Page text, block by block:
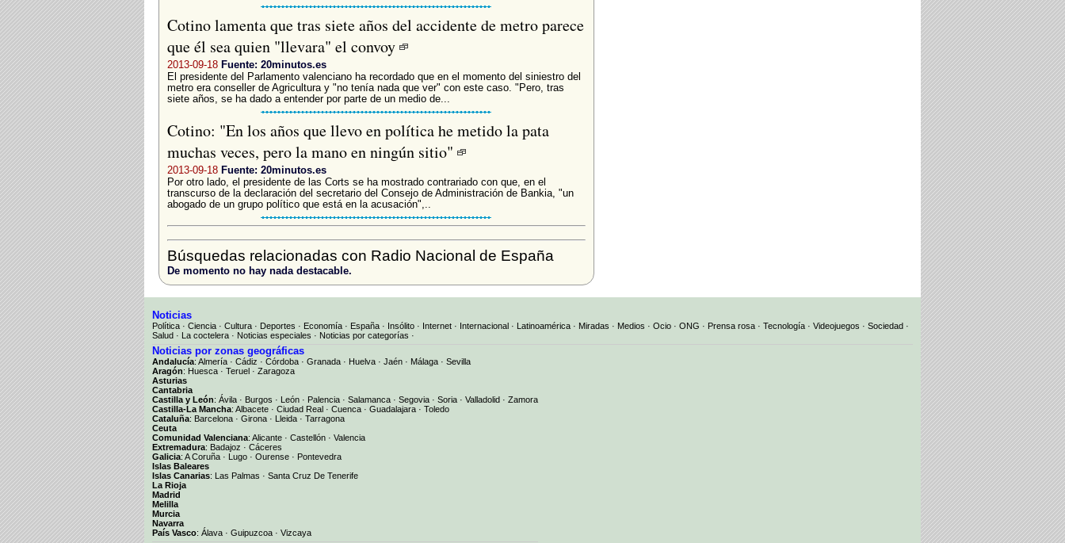
Cotino lamenta que tras siete años del accidente de metro parece
que él sea quien "llevara" el convoy
2013-09-18 Fuente: 20minutos.es
El presidente del Parlamento valenciano ha recordado que en el momento del siniestro del
metro era conseller de Agricultura y "no tenía nada que ver" con este caso. "Pero, tras
siete años, se ha dado a entender por parte de un medio de...
Cotino: "En los años que llevo en política he metido la pata
muchas veces, pero la mano en ningún sitio"
2013-09-18 Fuente: 20minutos.es
Por otro lado, el presidente de las Corts se ha mostrado contrariado con que, en el
transcurso de la declaración del secretario del Consejo de Administración de Bankia, "un
abogado de un grupo político que está en la acusación",..
Búsquedas relacionadas con Radio Nacional de España
De momento no hay nada destacable.
Noticias
Política · Ciencia · Cultura · Deportes · Economía · España · Insólito · Internet · Internacional · Latinoamérica · Miradas · Medios · Ocio · ONG · Prensa rosa · Tecnología · Videojuegos · Sociedad ·
Salud · La coctelera · Noticias especiales · Noticias por categorías ·
Noticias por zonas geográficas
Andalucía: Almería · Cádiz · Córdoba · Granada · Huelva · Jaén · Málaga · Sevilla
Aragón: Huesca · Teruel · Zaragoza
Asturias
Cantabria
Castilla y León: Ávila · Burgos · León · Palencia · Salamanca · Segovia · Soria · Valladolid · Zamora
Castilla-La Mancha: Albacete · Ciudad Real · Cuenca · Guadalajara · Toledo
Cataluña: Barcelona · Girona · Lleida · Tarragona
Ceuta
Comunidad Valenciana: Alicante · Castellón · Valencia
Extremadura: Badajoz · Cáceres
Galicia: A Coruña · Lugo · Ourense · Pontevedra
Islas Baleares
Islas Canarias: Las Palmas · Santa Cruz De Tenerife
La Rioja
Madrid
Melilla
Murcia
Navarra
País Vasco: Álava · Guipuzcoa · Vizcaya